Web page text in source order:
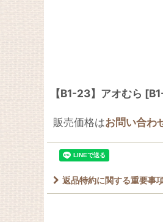
【B1-23】アオむら [
販売価格はお問い合わ
返品特約に関する重要事